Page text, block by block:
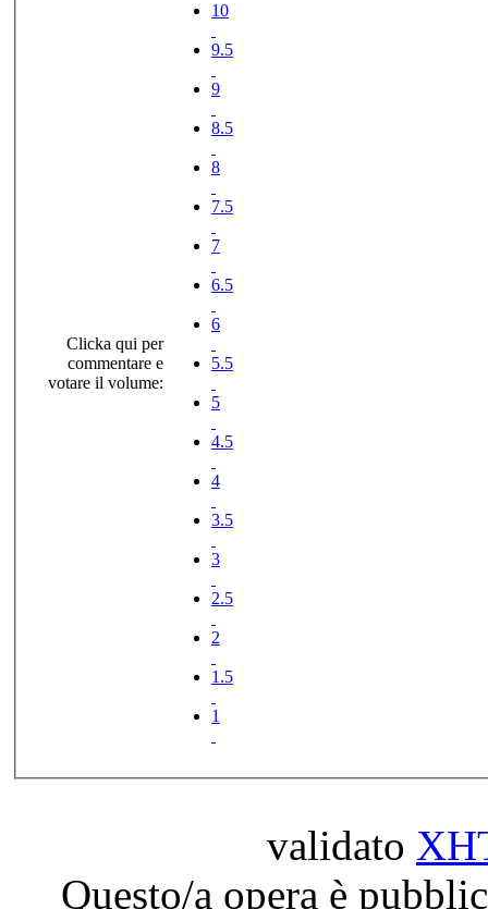
Clicka qui per
commentare e
votare il volume:
10
9.5
9
8.5
8
7.5
7
6.5
6
5.5
5
4.5
4
3.5
3
2.5
2
1.5
1
validato
Questo/a opera è